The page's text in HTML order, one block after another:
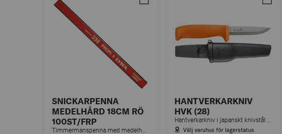
SNICKARPENNA
MEDELHÅRD 18CM RÖ
100ST/FRP
Jämför SNICKARPENNA MEDELHÅRD
HANTVERKARKNIV
HVK (28)
Välj varuhus för lagerstatus